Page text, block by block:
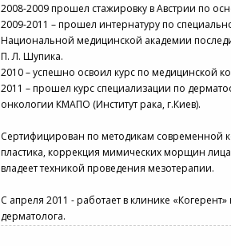
2008-2009 прошел стажировку в Австрии по
2009-2011 – прошел интернатуру по
Национальной медицинской академии
П. Л. Шупика.
2010 – успешно освоил курс по медицинской
2011 – прошел курс специализации по
онкологии КМАПО (Институт рака, г.Киев).
Сертифицирован по методикам современной
пластика, коррекция мимических морщин
владеет техникой проведения мезотерапии.
С апреля 2011 - работает в клинике
дерматолога.